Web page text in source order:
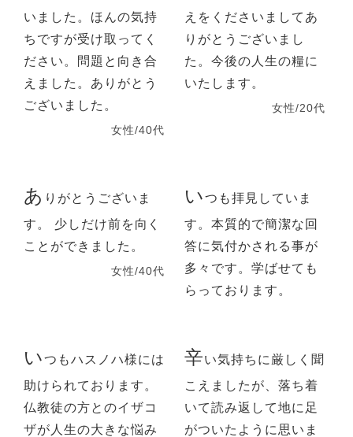
いました。ほんの気持
ちですが受け取ってく
ださい。問題と向き合
えました。ありがとう
ございました。
女性/40代
えをくださいましてあ
りがとうございまし
た。今後の人生の糧に
いたします。
女性/20代
あ りがとうございま
す。 少しだけ前を向く
ことができました。
女性/40代
いつも拝見していま
す。本質的で簡潔な回
答に気付かされる事が
多々です。学ばせても
らっております。
いつもハスノハ様には
助けられております。
仏教徒の方とのイザコ
ザが人生の大きな悩み
辛い気持ちに厳しく聞
こえましたが、落ち着
いて読み返して地に足
がついたように思いま